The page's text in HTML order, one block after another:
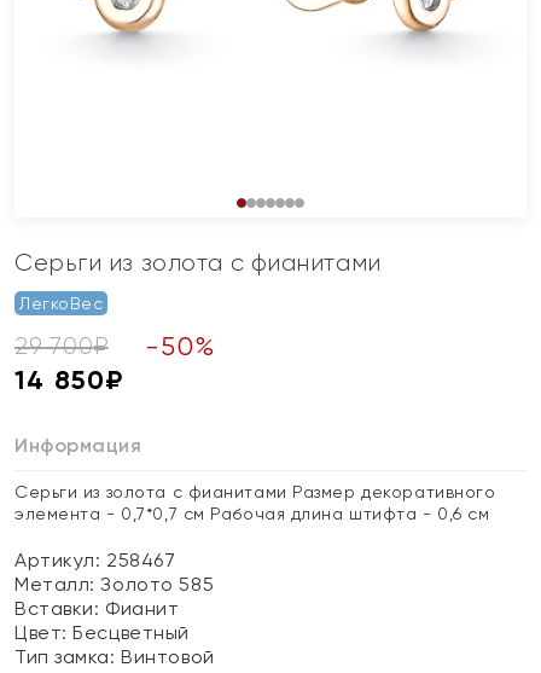
Серьги из золота с фианитами
ЛегкоВес
29 700₽ -50%
14 850₽
Информация
Серьги из золота с фианитами Размер декоративного
элемента - 0,7*0,7 см Рабочая длина штифта - 0,6 см
Артикул: 258467
Металл:Золото 585
Вставки: Фианит
Цвет:Бесцветный
Тип замка:Винтовой